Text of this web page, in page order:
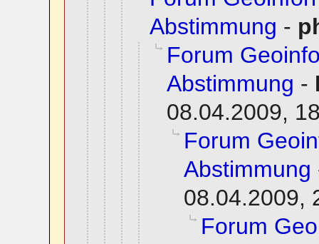
Abstimmung -
Forum
Abstimmung -
08.04.2009,
Forum
Abstimmung
08.04.2009,
Forum